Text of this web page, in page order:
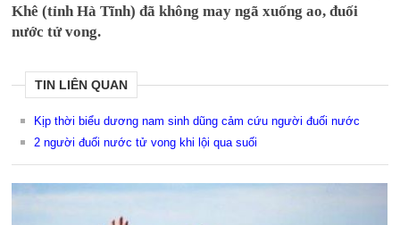
Khê (tỉnh Hà Tĩnh) đã không may ngã xuống ao, đuối
nước tử vong.
TIN LIÊN QUAN
Kịp thời biểu dương nam sinh dũng cảm cứu người đuối nước
2 người đuối nước tử vong khi lội qua suối